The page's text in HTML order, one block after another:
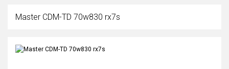
Master CDM-TD 70w830 rx7s